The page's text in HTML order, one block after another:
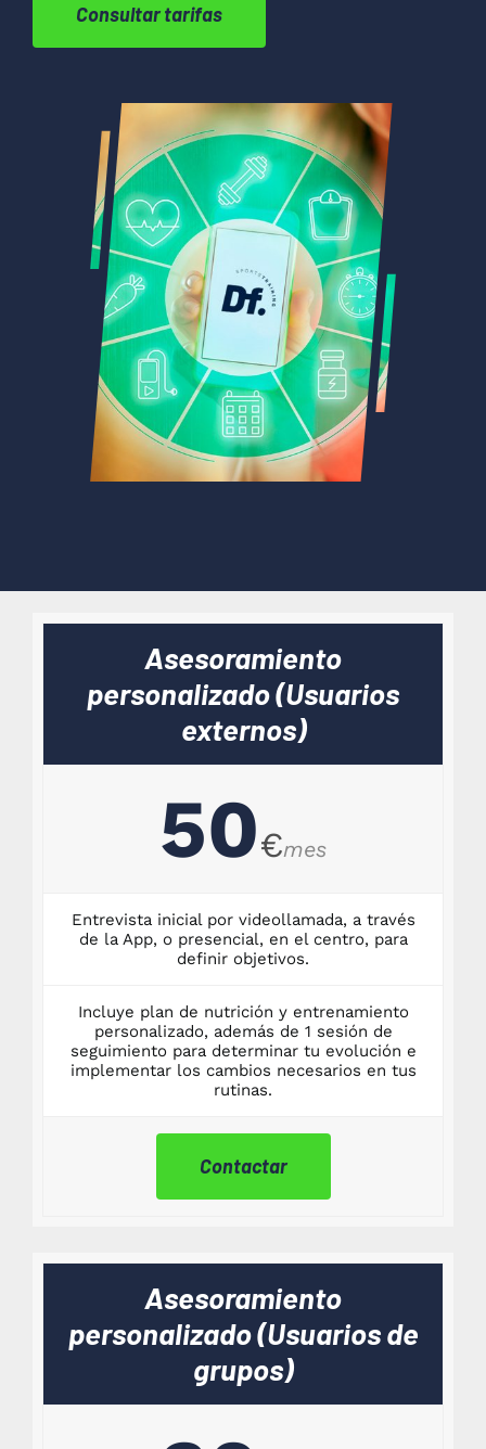
Consultar tarifas
Asesoramiento
personalizado (Usuarios
externos)
50€mes
Entrevista inicial por videollamada, a través
de la App, o presencial, en el centro, para
definir objetivos.
Incluye plan de nutrición y entrenamiento
personalizado, además de 1 sesión de
seguimiento para determinar tu evolución e
implementar los cambios necesarios en tus
rutinas.
Contactar
Asesoramiento
personalizado (Usuarios de
grupos)